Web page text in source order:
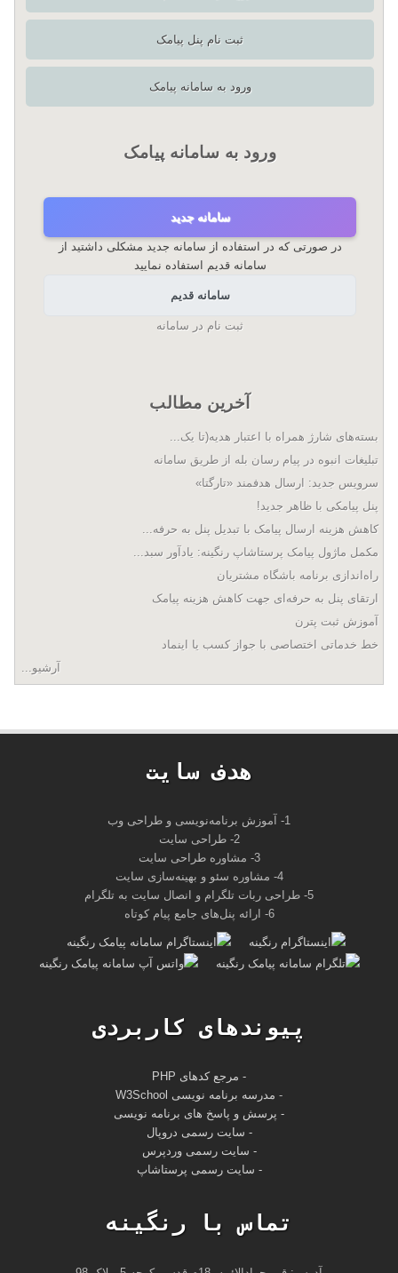
ثبت نام پنل پیامک
ورود به سامانه پیامک
ورود به سامانه پیامک
سامانه جدید
در صورتی که در استفاده از سامانه جدید مشکلی داشتید از
سامانه قدیم استفاده نمایید
سامانه قدیم
ثبت نام در سامانه
آخرین مطالب
بسته‌های شارژ همراه با اعتبار هدیه(تا یک...
تبلیغات انبوه در پیام رسان بله از طریق سامانه
سرویس جدید: ارسال هدفمند «تارگتا»
پنل پیامکی با ظاهر جدید!
کاهش هزینه ارسال پیامک با تبدیل پنل به حرفه...
مکمل ماژول پیامک پرستاشاپ رنگینه: یادآور سبد...
راه‌اندازی برنامه باشگاه مشتریان
ارتقای پنل به حرفه‌ای جهت کاهش هزینه پیامک
آموزش ثبت پترن
خط خدماتی اختصاصی با جواز کسب یا اینماد
آرشیو...
هدف سايت
1- آموزش برنامه‌نویسی و طراحی وب
2- طراحی سایت
3- مشاوره طراحی سایت
4- مشاوره سئو و بهینه‌سازی سایت
5- طراحی ربات تلگرام و انصال سایت به تلگرام
6- ارائه پنل‌های جامع پیام کوتاه
پیوندهای کاربردی
- مرجع کدهای PHP
- مدرسه برنامه نویسی W3School
- پرسش و پاسخ های برنامه نویسی
- سایت رسمی دروپال
- سایت رسمی وردپرس
- سایت رسمی پرستاشاپ
تماس با رنگینه